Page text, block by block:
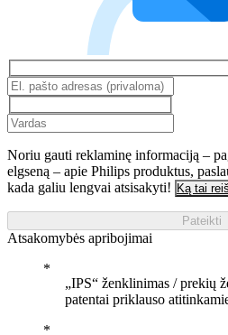
Noriu gauti reklaminę informaciją –
elgseną – apie Philips produktus,
kada galiu lengvai atsisakyti! Ką tai
Pateikti
Atsakomybės apribojimai
„IPS“ ženklinimas / prekių
patentai priklauso